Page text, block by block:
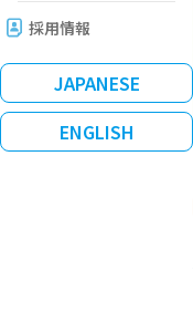
問採用情報
JAPANESE
ENGLISH